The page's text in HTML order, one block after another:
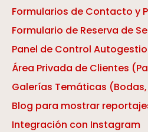
Formularios de Contacto y
Formulario de Reserva de
Panel de Control
Área Privada de Clientes
Galerías Temáticas
Blog para mostrar
Integración con Instagram